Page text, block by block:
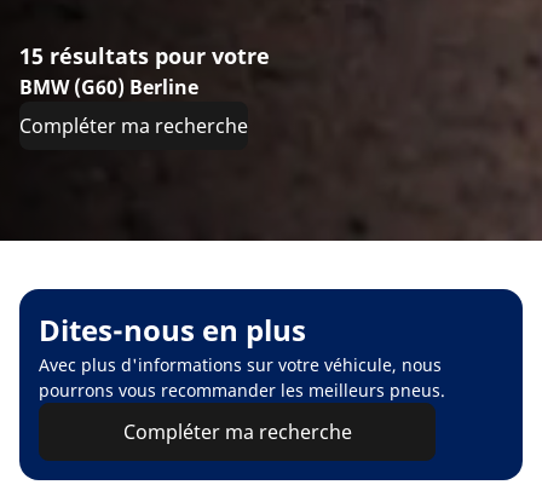
15 résultats pour votre
BMW (G60) Berline
Compléter ma recherche
Dites-nous en plus
Avec plus d'informations sur votre véhicule, nous
pourrons vous recommander les meilleurs pneus.
Compléter ma recherche